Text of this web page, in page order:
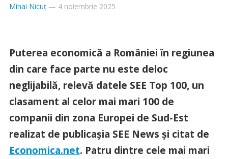
Mihai Nicuț— 4 noiembrie 2025
Puterea economică a României în regiunea
din care face parte nu este deloc
neglijabilă, relevă datele SEE Top 100, un
clasament al celor mai mari 100 de
companii din zona Europei de Sud-Est
realizat de publicașia SEE News și citat de
Economica.net. Patru dintre cele mai mari